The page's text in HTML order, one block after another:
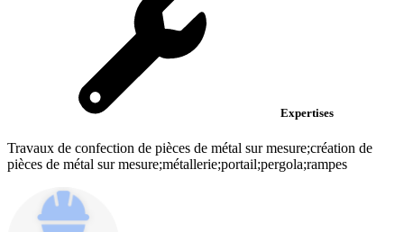
Expertises
Travaux de confection de pièces de métal sur mesure;création de
pièces de métal sur mesure;métallerie;portail;pergola;rampes